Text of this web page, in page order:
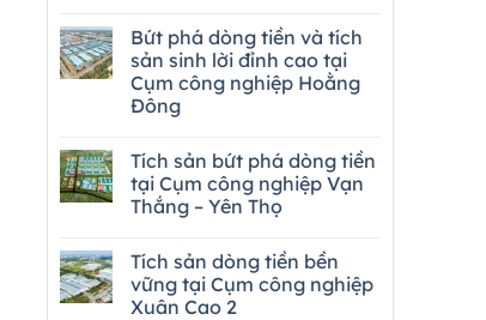
Bứt phá dòng tiền và tích
sản sinh lời đỉnh cao tại
Cụm công nghiệp Hoằng
Đông
Tích sản bứt phá dòng tiền
tại Cụm công nghiệp Vạn
Thắng – Yên Thọ
Tích sản dòng tiền bền
vững tại Cụm công nghiệp
Xuân Cao 2